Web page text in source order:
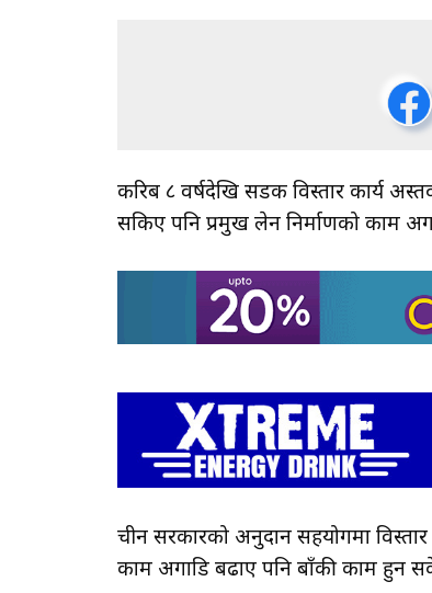
करिब ८ वर्षदेखि सडक विस्तार कार्य
सकिए पनि प्रमुख लेन निर्माणको काम
चीन सरकारको अनुदान सहयोगमा
काम अगाडि बढाए पनि बाँकी काम हुन